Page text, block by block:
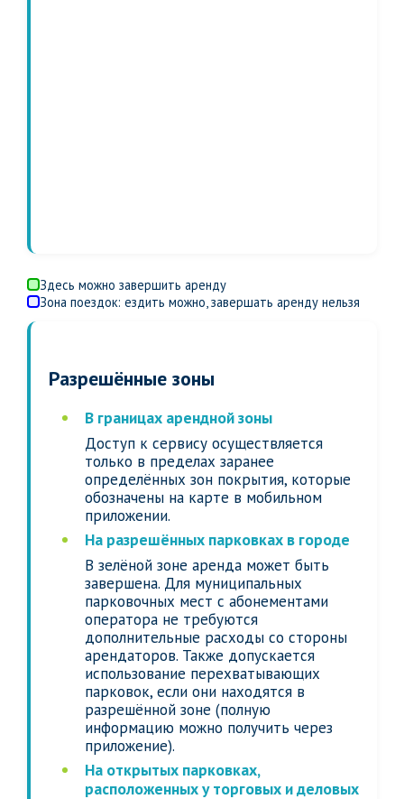
Здесь можно завершить аренду
Зона поездок: ездить можно, завершать аренду нельзя
Разрешённые зоны
В границах арендной зоны
Доступ к сервису осуществляется
только в пределах заранее
определённых зон покрытия, которые
обозначены на карте в мобильном
приложении.
На разрешённых парковках в городе
В зелёной зоне аренда может быть
завершена. Для муниципальных
парковочных мест с абонементами
оператора не требуются
дополнительные расходы со стороны
арендаторов. Также допускается
использование перехватывающих
парковок, если они находятся в
разрешённой зоне (полную
информацию можно получить через
приложение).
На открытых парковках,
расположенных у торговых и деловых